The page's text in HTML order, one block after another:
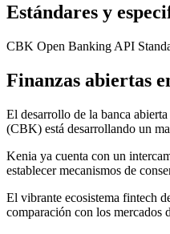
Estándares y
CBK Open Banking API
Finanzas abiertas
El desarrollo de la banca
(CBK) está desarrollando un
Kenia ya cuenta con un
establecer mecanismos de
El vibrante ecosistema fintech
comparación con los mercados